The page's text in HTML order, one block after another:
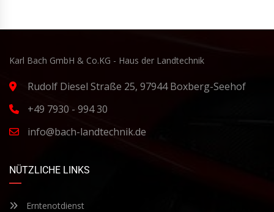
Karl Bach GmbH & Co.KG - Haus der Landtechnik
Rudolf Diesel Straße 25, 97944 Boxberg-Seehof
+49 7930 - 994 30
info@bach-landtechnik.de
NÜTZLICHE LINKS
Erntenotdienst